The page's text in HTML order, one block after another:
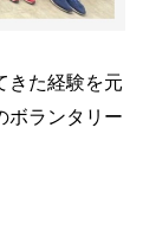
きた経験を元
ボランタリー